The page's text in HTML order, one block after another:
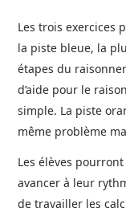
Les trois exercices
la piste bleue, la
étapes du
d’aide pour le
simple. La piste
même problème
Les élèves
avancer à leur
de travailler les